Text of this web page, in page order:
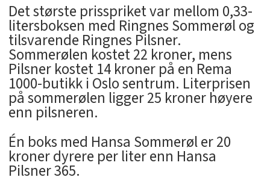
Det største prisspriket var mellom 0,33-
litersboksen med Ringnes Sommerøl og
tilsvarende Ringnes Pilsner.
Sommerølen kostet 22 kroner, mens
Pilsner kostet 14 kroner på en Rema
1000-butikk i Oslo sentrum. Literprisen
på sommerølen ligger 25 kroner høyere
enn pilsneren.
Én boks med Hansa Sommerøl er 20
kroner dyrere per liter enn Hansa
Pilsner 365.